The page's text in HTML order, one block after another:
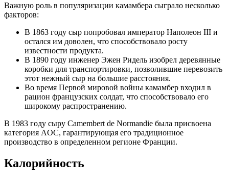
Важную роль в популяризации камамбера сыграло несколько
факторов:
В 1863 году сыр попробовал император Наполеон III и
остался им доволен, что способствовало росту
известности продукта.
В 1890 году инженер Эжен Ридель изобрел деревянные
коробки для транспортировки, позволившие перевозить
этот нежный сыр на большие расстояния.
Во время Первой мировой войны камамбер входил в
рацион французских солдат, что способствовало его
широкому распространению.
В 1983 году сыру Camembert de Normandie была присвоена
категория AOC, гарантирующая его традиционное
производство в определенном регионе Франции.
Калорийность